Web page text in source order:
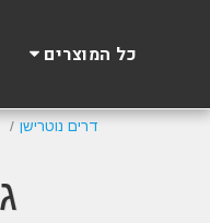
כל המוצרים
דרים נוטרישן